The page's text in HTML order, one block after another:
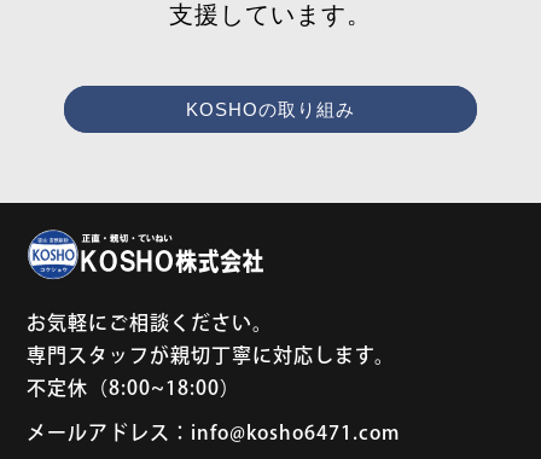
支援しています。
KOSHOの取り組み
お気軽にご相談ください。
専門スタッフが親切丁寧に対応します。
不定休（8:00~18:00）
メールアドレス：info@kosho6471.com